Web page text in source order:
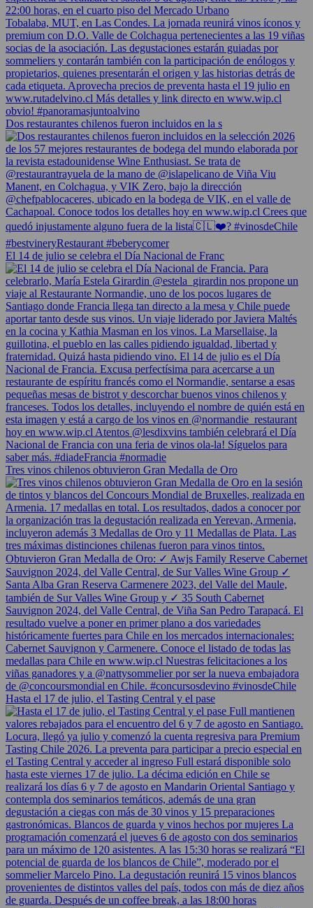
Dos restaurantes chilenos fueron incluidos en la s
El 14 de julio se celebra el Día Nacional de Franc
Tres vinos chilenos obtuvieron Gran Medalla de Oro
Hasta el 17 de julio, el Tasting Central y el pase